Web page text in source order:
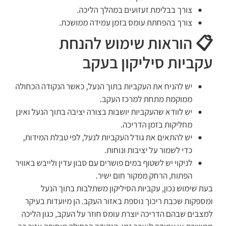
צורך בבלימת זעזועים במהלך הליכה.
צורך בהפחתת עומס בזמן עמידה ממושכת.
📋 הוראות שימוש להנחת
עקביות סיליקון בעקב
יש להניח את העקביות בתוך הנעל, כאשר הנקודה הכחולה
ממוקמת מתחת למרכז העקב.
יש לוודא שהעקביות יושבות בצורה יציבה בתוך הנעל ואינן
מחליקות בזמן הדריכה.
יש להתאים את גודל העקביות לנעל, לפי טבלת המידות,
כדי לשמור על יציבות ונוחות.
לניקוי יש לשטוף במים פושרים עם סבון עדין ולייבש באוויר
הפתוח, הרחק ממקור חום ישיר.
בעת שימוש נכון, עקביות הסיליקון משתלבות בתוך הנעל
ומספקות שכבת ריכוך נוספת באזור העקב. הן מיועדות בעיקר
למצבים שבהם הדריכה יוצרת עומס חוזר על העקב, כגון הליכה